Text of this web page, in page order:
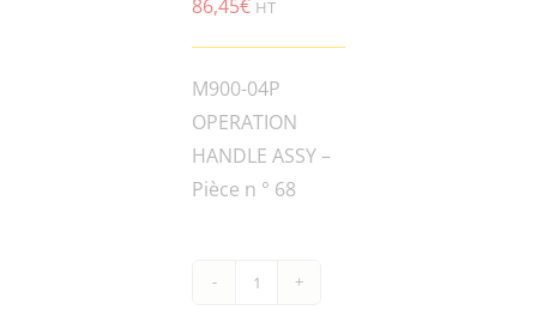
86,45€ HT
M900-04P
OPERATION
HANDLE ASSY –
Pièce n ° 68
quantité